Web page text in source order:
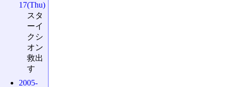
17(Thu)
スタ
ーイ
クシ
オン
救出
す
2005-